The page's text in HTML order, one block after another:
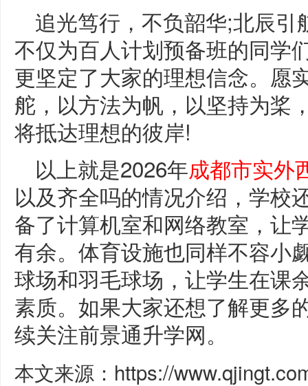
追光笃行，不负韶华;北辰
不仅为百人计划预备班的同学
更坚定了大家的理想信念。愿
舵，以方法为帆，以坚持为桨
将抵达理想的彼岸!
以上就是2026年成都市实外
以及齐全吗的情况介绍，学校
备了计算机室和网络教室，让
有余。体育设施也同样不容小
球场和羽毛球场，让学生在课
素质。如果大家还想了解更多
续关注前景通升学网。
本文来源：https://